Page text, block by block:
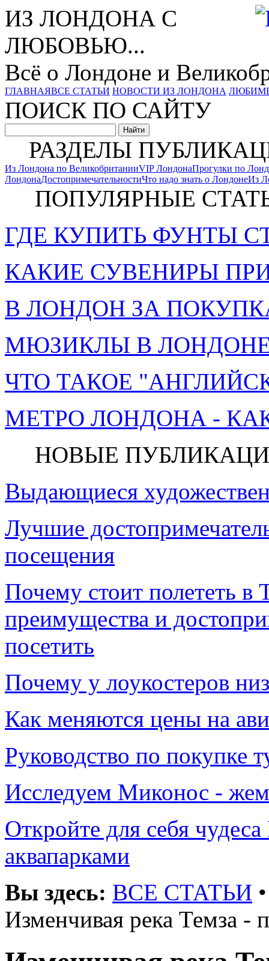
ИЗ ЛОНДОНА С
ЛЮБОВЬЮ...
Всё о Лондоне и
ГЛАВНАЯВСЕ СТАТЬИ НОВОСТИ ИЗ ЛОНДОНА
ПОИСК ПО САЙТУ
РАЗДЕЛЫ
Из Лондона по ВеликобританииVIP ЛондонаПрогулки по
ЛондонаДостопримечательностиЧто надо знать о ЛондонеИз
ПОПУЛЯРНЫЕ
ГДЕ КУПИТЬ ФУНТЫ
КАКИЕ СУВЕНИРЫ
В ЛОНДОН ЗА
МЮЗИКЛЫ В ЛОНДОНЕ
ЧТО ТАКОЕ
МЕТРО ЛОНДОНА -
НОВЫЕ
Выдающиеся
Лучшие
посещения
Почему стоит полететь в
преимущества и
посетить
Почему у лоукостеров
Как меняются цены на
Руководство по покупке
Исследуем Миконос -
Откройте для себя
аквапарками
Вы здесь: ВСЕ СТАТЬИ
Изменчивая река Темза -